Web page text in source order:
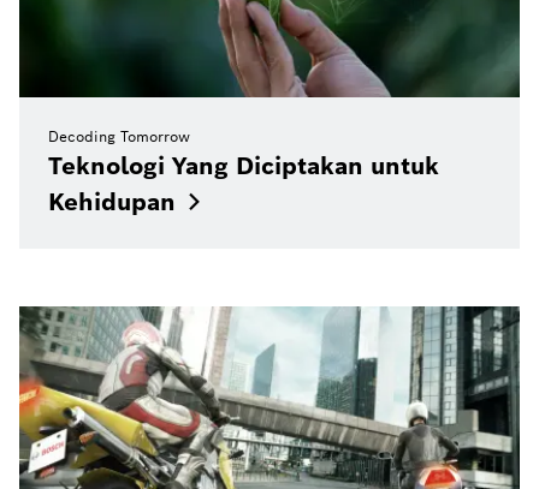
Decoding Tomorrow
Teknologi Yang Diciptakan untuk
Kehidupan